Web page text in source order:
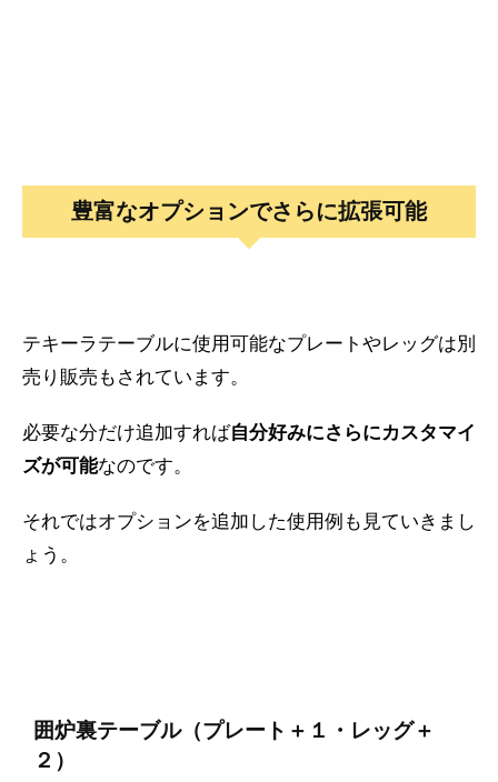
豊富なオプションでさらに拡張可能
テキーラテーブルに使用可能なプレートやレッグは別
売り販売もされています。
必要な分だけ追加すれば自分好みにさらにカスタマイ
ズが可能なのです。
それではオプションを追加した使用例も見ていきまし
ょう。
囲炉裏テーブル（プレート＋１・レッグ＋
２）